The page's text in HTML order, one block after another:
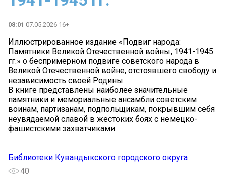
08:01 07.05.2026 16+
Иллюстрированное издание «Подвиг народа:
Памятники Великой Отечественной войны, 1941-1945
гг.» о беспримерном подвиге советского народа в
Великой Отечественной войне, отстоявшего свободу и
независимость своей Родины.
В книге представлены наиболее значительные
памятники и мемориальные ансамбли советским
воинам, партизанам, подпольщикам, покрывшим себя
неувядаемой славой в жестоких боях с немецко-
фашистскими захватчиками.
Библиотеки Кувандыкского городского округа
40